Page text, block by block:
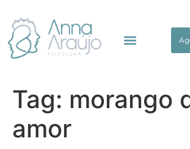
Tag: morango
amor